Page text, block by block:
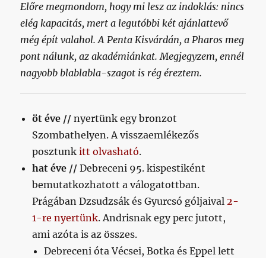
Előre megmondom, hogy mi lesz az indoklás: nincs
elég kapacitás, mert a legutóbbi két ajánlattevő
még épít valahol. A Penta Kisvárdán, a Pharos meg
pont nálunk, az akadémiánkat. Megjegyzem, ennél
nagyobb blablabla-szagot is rég éreztem.
öt éve //nyertünk egy bronzot
Szombathelyen. A visszaemlékezős
posztunkitt olvasható.
hat éve //Debreceni 95. kispestiként
bemutatkozhatott a válogatottban.
Prágában Dzsudzsák és Gyurcsó góljaival2-
1-re nyertünk. Andrisnak egy perc jutott,
ami azóta is az összes.
Debreceni óta Vécsei, Botka és Eppel lett